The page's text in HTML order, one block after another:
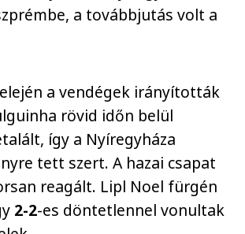
a továbbjutás volt a
a vendégek irányították
rövid időn belül
így a Nyíregyháza
tett szert. A hazai csapat
reagált. Lipl Noel fürgén
2-2-es döntetlennel vonultak